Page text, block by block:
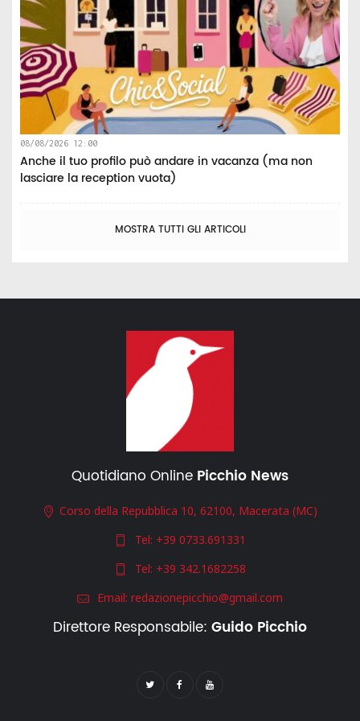
08/08/2026 12:00
Anche il tuo profilo può andare in vacanza (ma non
lasciare la reception vuota)
MOSTRA TUTTI GLI ARTICOLI
Quotidiano Online Picchio News
Corso della Repubblica 10, 62100, Macerata (MC)
Tel: +39 0733.691331
Tel: +39 342.1682258
Email: redazionepicchio@gmail.com
Direttore Responsabile: Guido Picchio